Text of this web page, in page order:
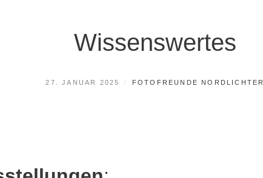
Wissenswertes
POSTED
27. JANUAR 2025 BY
FOTOFREUNDE NORDLICHTER